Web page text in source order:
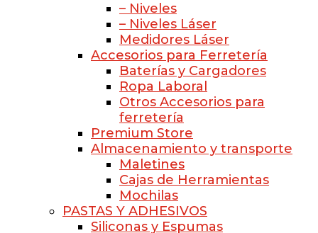
– Niveles
– Niveles Láser
Medidores Láser
Accesorios para Ferretería
Baterías y Cargadores
Ropa Laboral
Otros Accesorios para
ferretería
Premium Store
Almacenamiento y transporte
Maletines
Cajas de Herramientas
Mochilas
PASTAS Y ADHESIVOS
Siliconas y Espumas